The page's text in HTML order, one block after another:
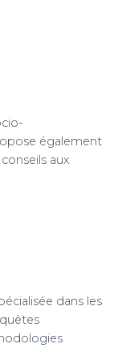
également
aux
dans les